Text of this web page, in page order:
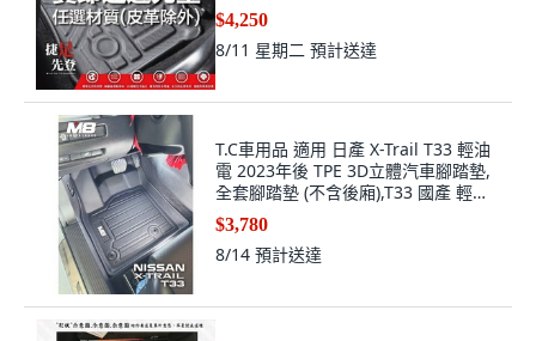
$4,250
8/11 星期二 預計送達
T.C車用品 適用 日產 X-Trail T33 輕油
電 2023年後 TPE 3D立體汽車腳踏墊,
全套腳踏墊 (不含後廂),T33 國產 輕油
電
$3,780
8/14 預計送達